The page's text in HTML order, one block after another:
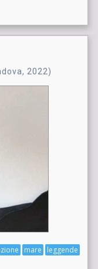
2022)
leggende
mare